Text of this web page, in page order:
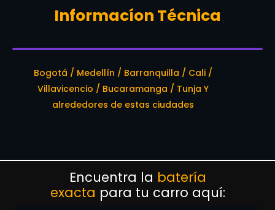
Informacíon Técnica
Bogotá / Medellín / Barranquilla / Cali /
Villavicencio / Bucaramanga / Tunja Y
alrededores de estas ciudades
Encuentra la batería
exacta para tu carro aquí: